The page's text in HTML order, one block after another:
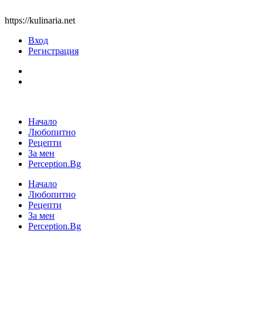
https://kulinaria.net
Вход
Регистрация
Начало
Любопитно
Рецепти
За мен
Perception.Bg
Начало
Любопитно
Рецепти
За мен
Perception.Bg